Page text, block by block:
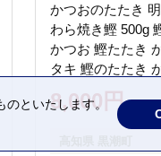
かつおのたたき
わら焼き鰹 500g
かつお 鰹たたき
タキ 鰹のたたき
タタキ 藁焼き わ
さかな 海鮮 刺身
凍 ご家庭用 グル
ご当地 本場 高知
8,000円
といたします。